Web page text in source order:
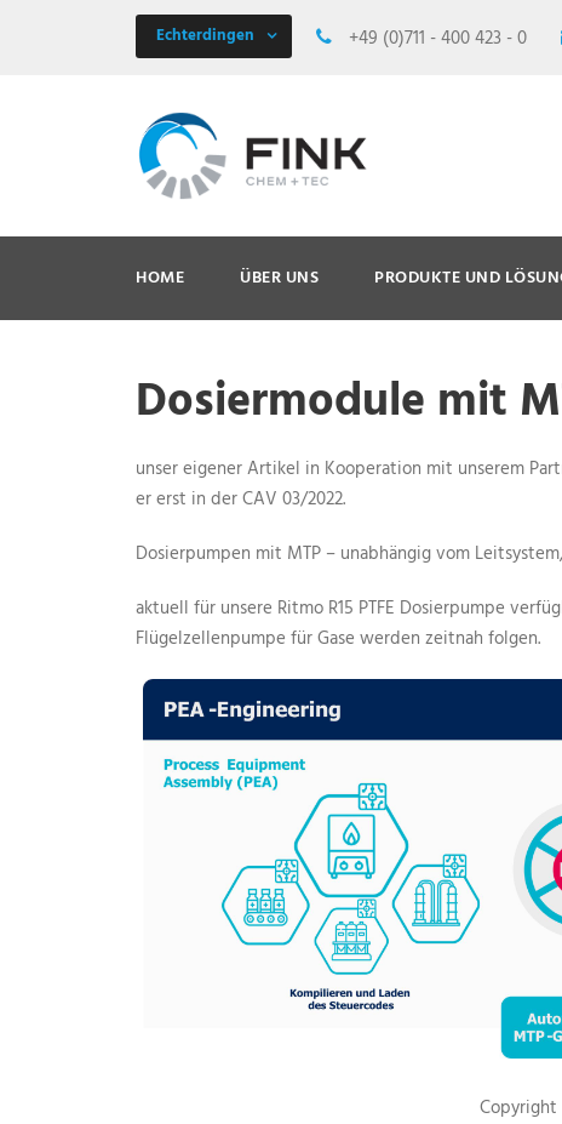
Echterdingen +49 (0)711 - 400 423 - 0
HOME ÜBER UNS PRODUKTE UND
Dosiermodule mit
unser eigener Artikel in Kooperation mit unserem
er erst in der CAV 03/2022.
Dosierpumpen mit MTP – unabhängig vom
aktuell für unsere Ritmo R15 PTFE Dosierpumpe
Flügelzellenpumpe für Gase werden zeitnah folgen.
Copyright